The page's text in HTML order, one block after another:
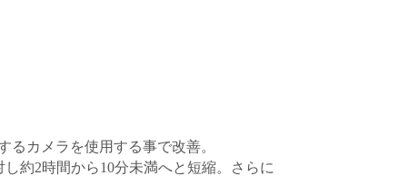
カメラを使用する事で改善。
約2時間から10分未満へと短縮。さらに